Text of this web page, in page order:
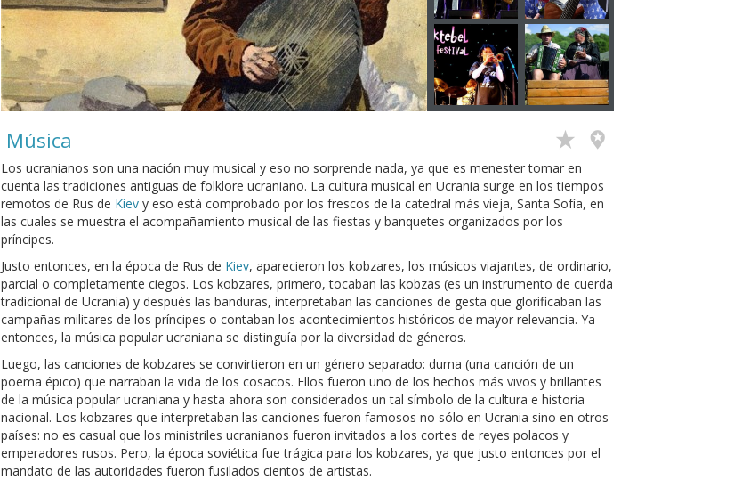
Música
Los ucranianos son una nación muy musical y eso no sorprende nada, ya que es menester tomar en
cuenta las tradiciones antiguas de folklore ucraniano. La cultura musical en Ucrania surge en los tiempos
remotos de Rus de Kiev y eso está comprobado por los frescos de la catedral más vieja, Santa Sofía, en
las cuales se muestra el acompañamiento musical de las fiestas y banquetes organizados por los
príncipes.
Justo entonces, en la época de Rus de Kiev, aparecieron los kobzares, los músicos viajantes, de ordinario,
parcial o completamente ciegos. Los kobzares, primero, tocaban las kobzas (es un instrumento de cuerda
tradicional de Ucrania) y después las banduras, interpretaban las canciones de gesta que glorificaban las
campañas militares de los príncipes o contaban los acontecimientos históricos de mayor relevancia. Ya
entonces, la música popular ucraniana se distinguía por la diversidad de géneros.
Luego, las canciones de kobzares se convirtieron en un género separado: duma (una canción de un
poema épico) que narraban la vida de los cosacos. Ellos fueron uno de los hechos más vivos y brillantes
de la música popular ucraniana y hasta ahora son considerados un tal símbolo de la cultura e historia
nacional. Los kobzares que interpretaban las canciones fueron famosos no sólo en Ucrania sino en otros
países: no es casual que los ministriles ucranianos fueron invitados a los cortes de reyes polacos y
emperadores rusos. Pero, la época soviética fue trágica para los kobzares, ya que justo entonces por el
mandato de las autoridades fueron fusilados cientos de artistas.